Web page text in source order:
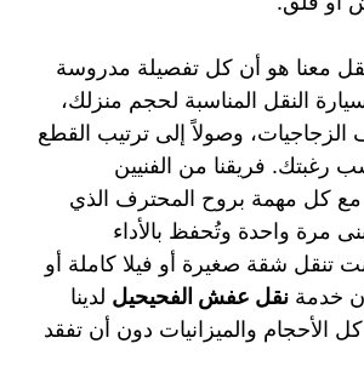
معنا هو أن كل تفصيلة مدروسة
النقل المناسبة لحجم منزلك،
الزجاجيات، وصولاً إلى ترتيب القطع
فريقنا من الفنيين
مع كل مهمة بروح المحترف الذي
مرة واحدة وتُحفظ بالأداء
تنقل شقة صغيرة أو فيلا كاملة أو
خدمة نقل عفش الفحيحيل لدينا
الأحجام والميزانيات دون أن تفقد